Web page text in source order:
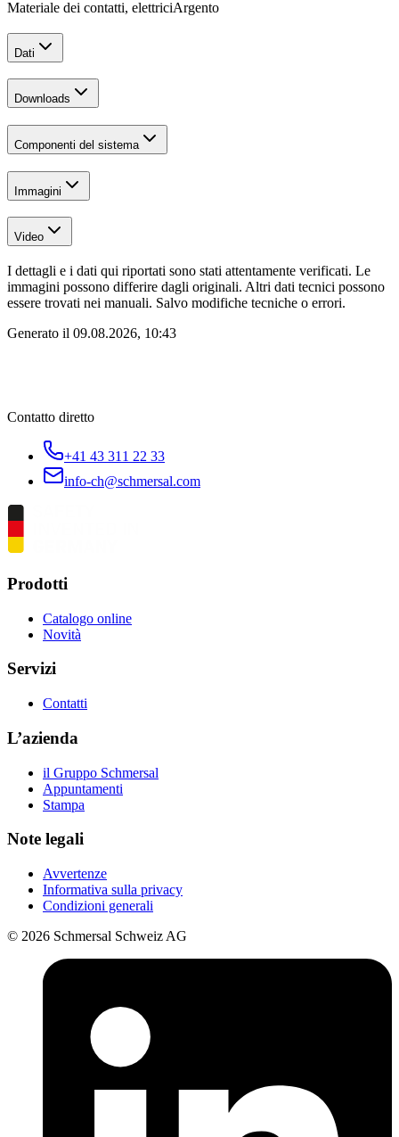
Materiale dei contatti, elettriciArgento
Dati
Downloads
Componenti del sistema
Immagini
Video
I dettagli e i dati qui riportati sono stati attentamente verificati. Le
immagini possono differire dagli originali. Altri dati tecnici possono
essere trovati nei manuali. Salvo modifiche tecniche o errori.
Generato il 09.08.2026, 10:43
Contatto diretto
+41 43 311 22 33
info-ch@schmersal.com
Prodotti
Catalogo online
Novità
Servizi
Contatti
L’azienda
il Gruppo Schmersal
Appuntamenti
Stampa
Note legali
Avvertenze
Informativa sulla privacy
Condizioni generali
© 2026 Schmersal Schweiz AG